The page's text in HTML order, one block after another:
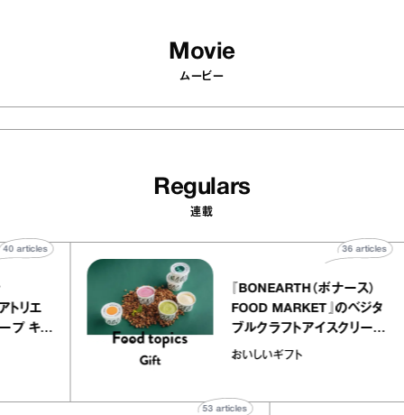
Movie
ムービー
Regulars
連載
ー アトリエ
クレープ キャ
40articles
『BONEARTH（ボナース）
FOOD MARKET』のベジ
ブルクラフトアイスクリ
｜真野知子の「おいしい
おいしいギフト
36
articles